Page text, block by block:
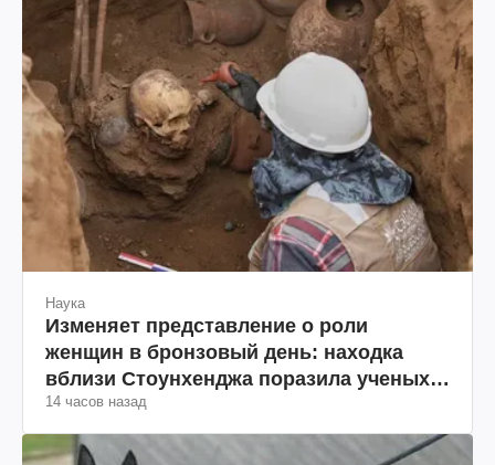
Наука
Изменяет представление о роли
женщин в бронзовый день: находка
вблизи Стоунхенджа поразила ученых
(фото)
14 часов назад